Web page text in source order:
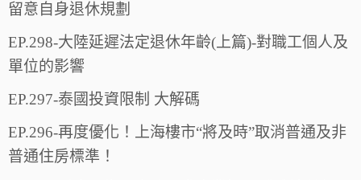
留意自身退休規劃
EP.298-大陸延遲法定退休年齡(上篇)-對職工個人及
單位的影響
EP.297-泰國投資限制 大解碼
EP.296-再度優化！上海樓市“將及時”取消普通及非
普通住房標準！